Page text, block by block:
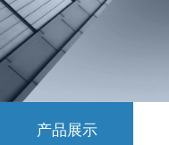
产品展示